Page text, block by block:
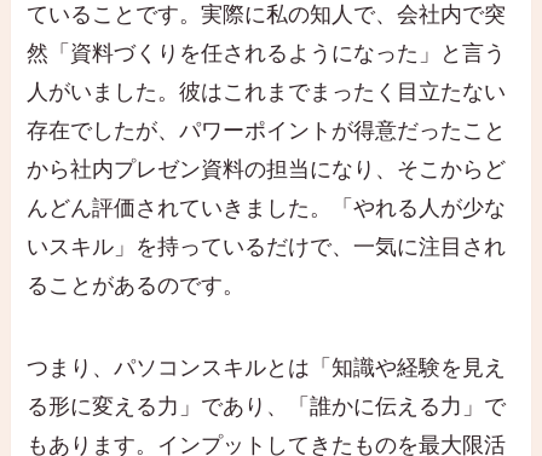
ていることです。実際に私の知人で、会社内で突
然「資料づくりを任されるようになった」と言う
人がいました。彼はこれまでまったく目立たない
存在でしたが、パワーポイントが得意だったこと
から社内プレゼン資料の担当になり、そこからど
んどん評価されていきました。「やれる人が少な
いスキル」を持っているだけで、一気に注目され
ることがあるのです。
つまり、パソコンスキルとは「知識や経験を見え
る形に変える力」であり、「誰かに伝える力」で
もあります。インプットしてきたものを最大限活